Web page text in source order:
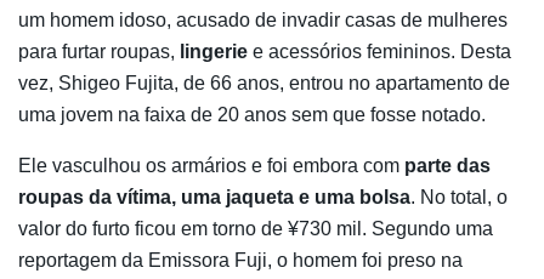
um homem idoso, acusado de invadir casas de mulheres
para furtar roupas, lingerie e acessórios femininos. Desta
vez, Shigeo Fujita, de 66 anos, entrou no apartamento de
uma jovem na faixa de 20 anos sem que fosse notado.
Ele vasculhou os armários e foi embora com parte das
roupas da vítima, uma jaqueta e uma bolsa. No total, o
valor do furto ficou em torno de ¥730 mil. Segundo uma
reportagem da Emissora Fuji, o homem foi preso na